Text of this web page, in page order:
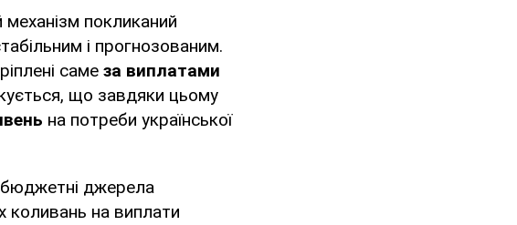
покликаний
і прогнозованим.
саме за виплатами
що завдяки цьому
на потреби української
джерела
коливань на виплати